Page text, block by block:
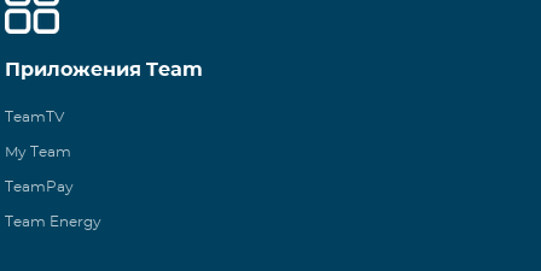
Приложения Team
TeamTV
My Team
TeamPay
Team Energy